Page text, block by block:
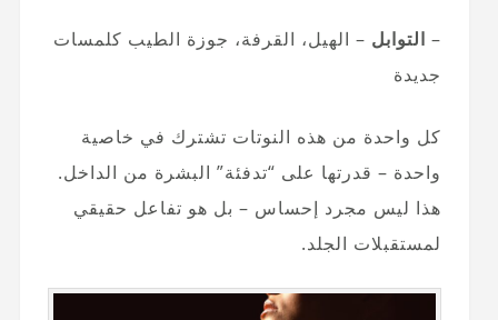
– التوابل – الهيل، القرفة، جوزة الطيب كلمسات
جديدة
كل واحدة من هذه النوتات تشترك في خاصية
واحدة – قدرتها على “تدفئة” البشرة من الداخل.
هذا ليس مجرد إحساس – بل هو تفاعل حقيقي
لمستقبلات الجلد.